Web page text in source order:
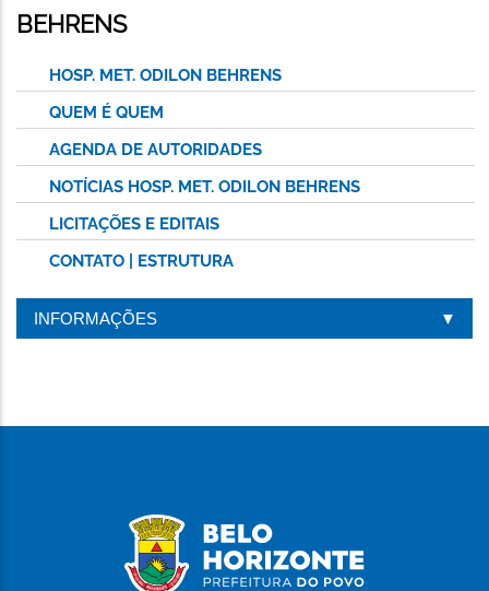
BEHRENS
HOSP. MET. ODILON BEHRENS
QUEM É QUEM
AGENDA DE AUTORIDADES
NOTÍCIAS HOSP. MET. ODILON BEHRENS
LICITAÇÕES E EDITAIS
CONTATO | ESTRUTURA
INFORMAÇÕES